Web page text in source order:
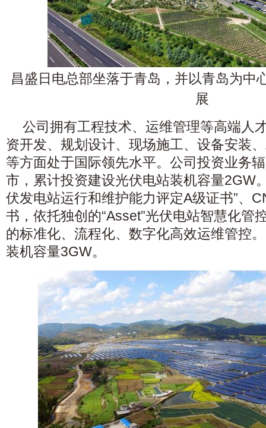
昌盛日电总部坐落于青岛，并以青岛为中
展
公司拥有工程技术、运维管理等高端人
资开发、规划设计、现场施工、设备安装
等方面处于国际领先水平。公司投资业务
市，累计投资建设光伏电站装机容量2GW
伏发电站运行和维护能力评定A级证书”、
书，依托独创的“Asset”光伏电站智慧化管
的标准化、流程化、数字化高效运维管控
装机容量3GW。